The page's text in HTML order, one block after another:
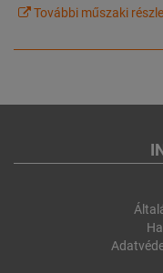
További műszaki